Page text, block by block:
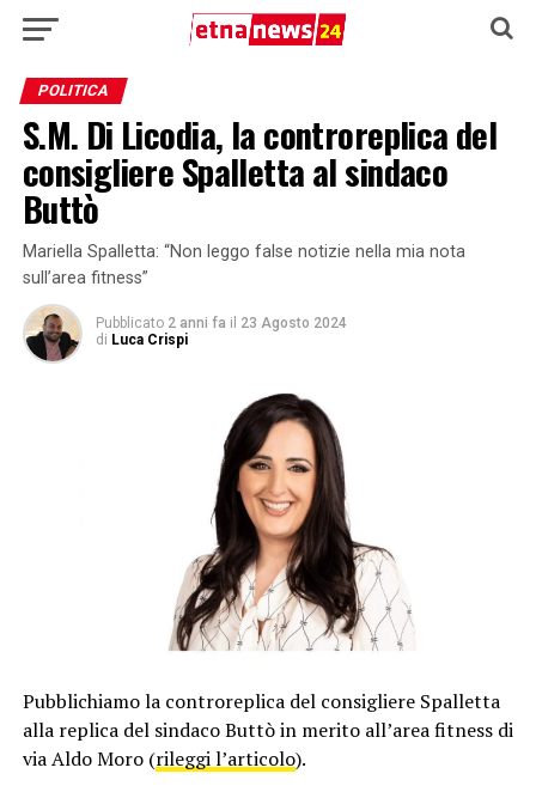
POLITICA
S.M. Di Licodia, la controreplica del
consigliere Spalletta al sindaco
Buttò
Mariella Spalletta: “Non leggo false notizie nella mia nota
sull’area fitness”
Pubblicato 2 anni fa il 23 Agosto 2024
di Luca Crispi
Pubblichiamo la controreplica del consigliere Spalletta
alla replica del sindaco Buttò in merito all’area fitness di
via Aldo Moro (rileggi l’articolo).